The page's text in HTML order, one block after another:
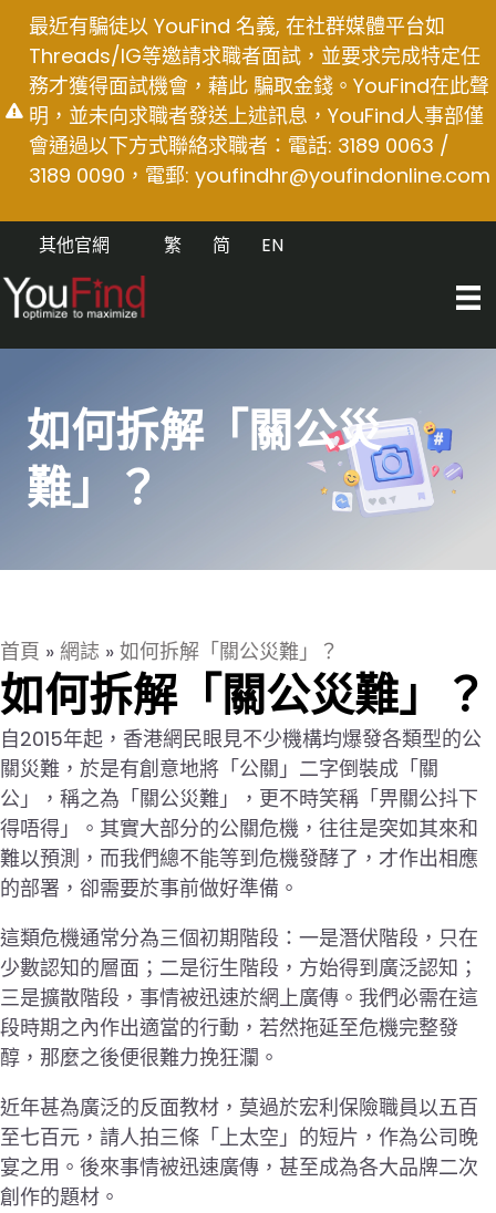
content
最近有騙徒以 YouFind 名義, 在社群媒體平台如
Threads/IG等邀請求職者面試，並要求完成特定任
務才獲得面試機會，藉此 騙取金錢。YouFind在此聲
明，並未向求職者發送上述訊息，YouFind人事部僅
會通過以下方式聯絡求職者：電話: 3189 0063 /
3189 0090，電郵: youfindhr@youfindonline.com
其他官網 EN
简
繁
如何拆解「關公災
難」？
首頁 » 網誌 » 如何拆解「關公災難」？
如何拆解「關公災難」？
自2015年起，香港網民眼見不少機構均爆發各類型的公
關災難，於是有創意地將「公關」二字倒裝成「關
公」，稱之為「關公災難」，更不時笑稱「畀關公抖下
得唔得」。其實大部分的公關危機，往往是突如其來和
難以預測，而我們總不能等到危機發酵了，才作出相應
的部署，卻需要於事前做好準備。
這類危機通常分為三個初期階段：一是潛伏階段，只在
少數認知的層面；二是衍生階段，方始得到廣泛認知；
三是擴散階段，事情被迅速於網上廣傳。我們必需在這
段時期之內作出適當的行動，若然拖延至危機完整發
醇，那麼之後便很難力挽狂瀾。
近年甚為廣泛的反面教材，莫過於宏利保險職員以五百
至七百元，請人拍三條「上太空」的短片，作為公司晚
宴之用。後來事情被迅速廣傳，甚至成為各大品牌二次
創作的題材。